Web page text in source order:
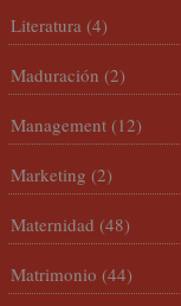
Literatura (4)
Maduración (2)
Management (12)
Marketing (2)
Maternidad (48)
Matrimonio (44)